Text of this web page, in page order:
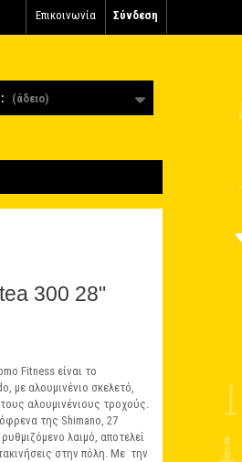
Σύνδεση
Επικοινωνία
(άδειο)
300 28"
Fitness είναι το
με αλουμινένιο σκελετό,
αλουμινένιους τροχούς.
της Shimano, 27
λαιμό, αποτελεί
στην πόλη. Με την